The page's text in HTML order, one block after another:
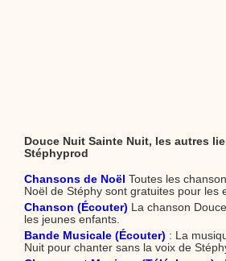
Douce Nuit Sainte Nuit, les autres
Stéphyprod
Chansons de Noël Toutes les
Noël de Stéphy sont gratuites pour les
Chanson (Écouter) La chanson
les jeunes enfants.
Bande Musicale (Écouter) : La
Nuit pour chanter sans la voix de